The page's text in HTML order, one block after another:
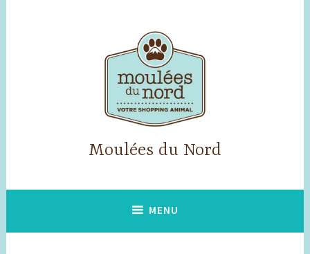
Moulées du Nord
MENU